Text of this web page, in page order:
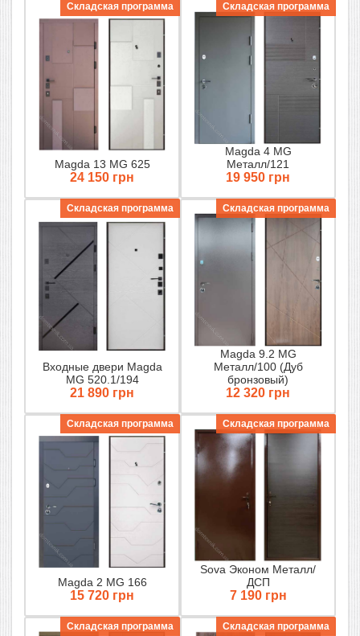
Magda 13 MG 625
24 150 грн
Складская программа
Magda 4 MG
Металл/121
19 950 грн
Складская программа
Входные двери Magda
MG 520.1/194
21 890 грн
Складская программа
Magda 9.2 MG
Металл/100 (Дуб
бронзовый)
12 320 грн
Складская программа
Magda 2 MG 166
15 720 грн
Складская программа
Sova Эконом Металл/
ДСП
7 190 грн
Складская программа
Складская программа Складская программа